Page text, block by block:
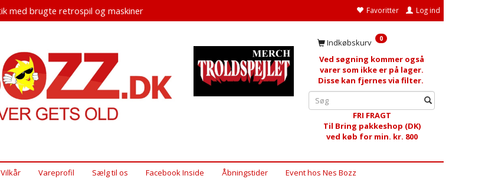
Favoritter Log ind
med brugte retrospil og maskiner
Indkøbskurv 0
Ved søgning kommer også
varer som ikke er på lager.
Disse kan fjernes via filter.
FRI FRAGT
Til Bring pakkeshop (DK)
ved køb for min. kr. 800
Vareprofil Sælg til os Facebook Inside Åbningstider Event hos Nes Bozz